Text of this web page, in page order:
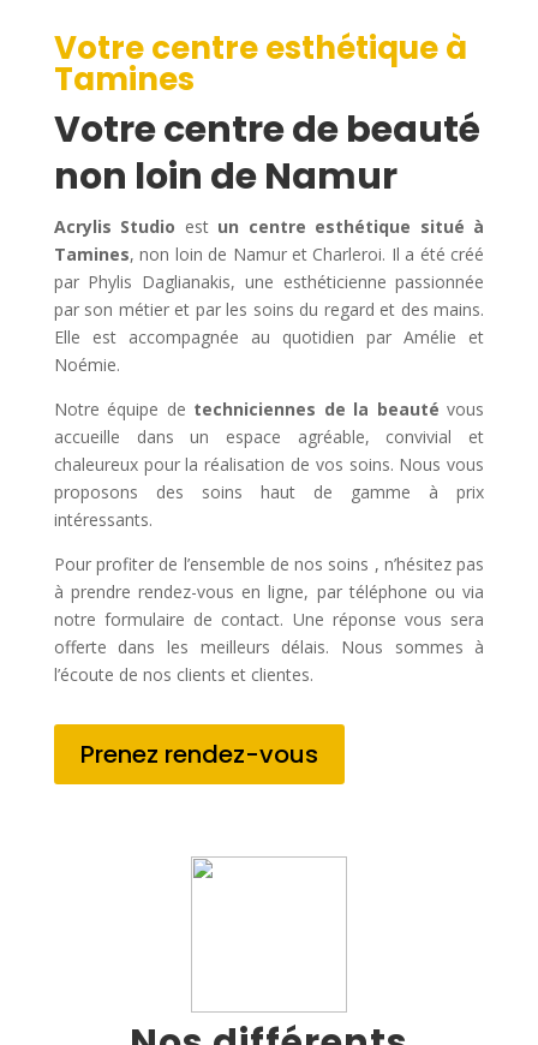
Votre centre esthétique à
Tamines
Votre centre de beauté
non loin de Namur
Acrylis Studio est un centre esthétique situé à
Tamines, non loin de Namur et Charleroi. Il a été créé
par Phylis Daglianakis, une esthéticienne passionnée
par son métier et par les soins du regard et des mains.
Elle est accompagnée au quotidien par Amélie et
Noémie.
Notre équipe de techniciennes de la beauté vous
accueille dans un espace agréable, convivial et
chaleureux pour la réalisation de vos soins. Nous vous
proposons des soins haut de gamme à prix
intéressants.
Pour profiter de l’ensemble de nos soins , n’hésitez pas
à prendre rendez-vous en ligne, par téléphone ou via
notre formulaire de contact. Une réponse vous sera
offerte dans les meilleurs délais. Nous sommes à
l’écoute de nos clients et clientes.
Prenez rendez-vous